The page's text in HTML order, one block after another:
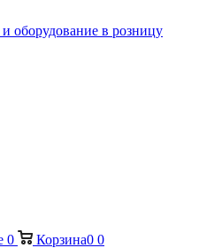
оборудование в розницу
0 Корзина0 0